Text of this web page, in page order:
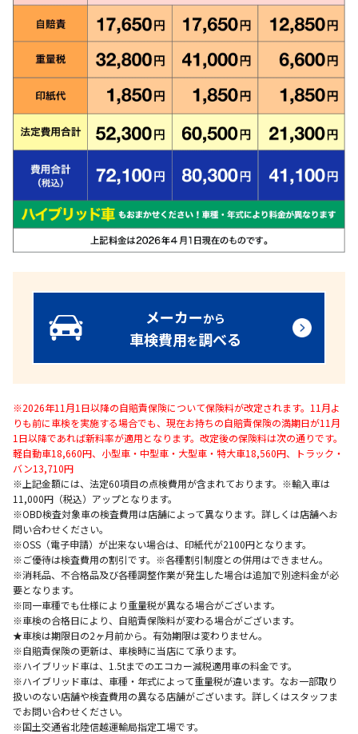
メーカーから
車検費用を調べる
※2026年11月1日以降の自賠責保険について保険料が改定されます。11月よ
りも前に車検を実施する場合でも、現在お持ちの自賠責保険の満期日が11月
1日以降であれば新料率が適用となります。改定後の保険料は次の通りです。
軽自動車18,660円、小型車・中型車・大型車・特大車18,560円、トラック・
バン13,710円
※上記金額には、法定60項目の点検費用が含まれております。※輸入車は
11,000円（税込）アップとなります。
※OBD検査対象車の検査費用は店舗によって異なります。詳しくは店舗へお
問い合わせください。
※OSS（電子申請）が出来ない場合は、印紙代が2100円となります。
※ご優待は検査費用の割引です。※各種割引制度との併用はできません。
※消耗品、不合格品及び各種調整作業が発生した場合は追加で別途料金が必
要となります。
※同一車種でも仕様により重量税が異なる場合がございます。
※車検の合格日により、自賠責保険料が変わる場合がございます。
★車検は期限日の2ヶ月前から。有効期限は変わりません。
※自賠責保険の更新は、車検時に当店にて承ります。
※ハイブリッド車は、1.5tまでのエコカー減税適用車の料金です。
※ハイブリッド車は、車種・年式によって重量税が違います。なお一部取り
扱いのない店舗や検査費用の異なる店舗がございます。詳しくはスタッフま
でお問い合わせください。
※国土交通省北陸信越運輸局指定工場です。